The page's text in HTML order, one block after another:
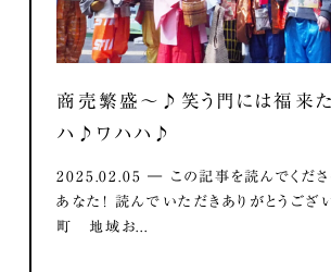
商売繁盛～♪笑う門には福来
ハ♪ワハハ♪
2025.02.05 ― この記事を読んでくださ
あなた！ 読んでいただきありがとうござ
町 地域お...